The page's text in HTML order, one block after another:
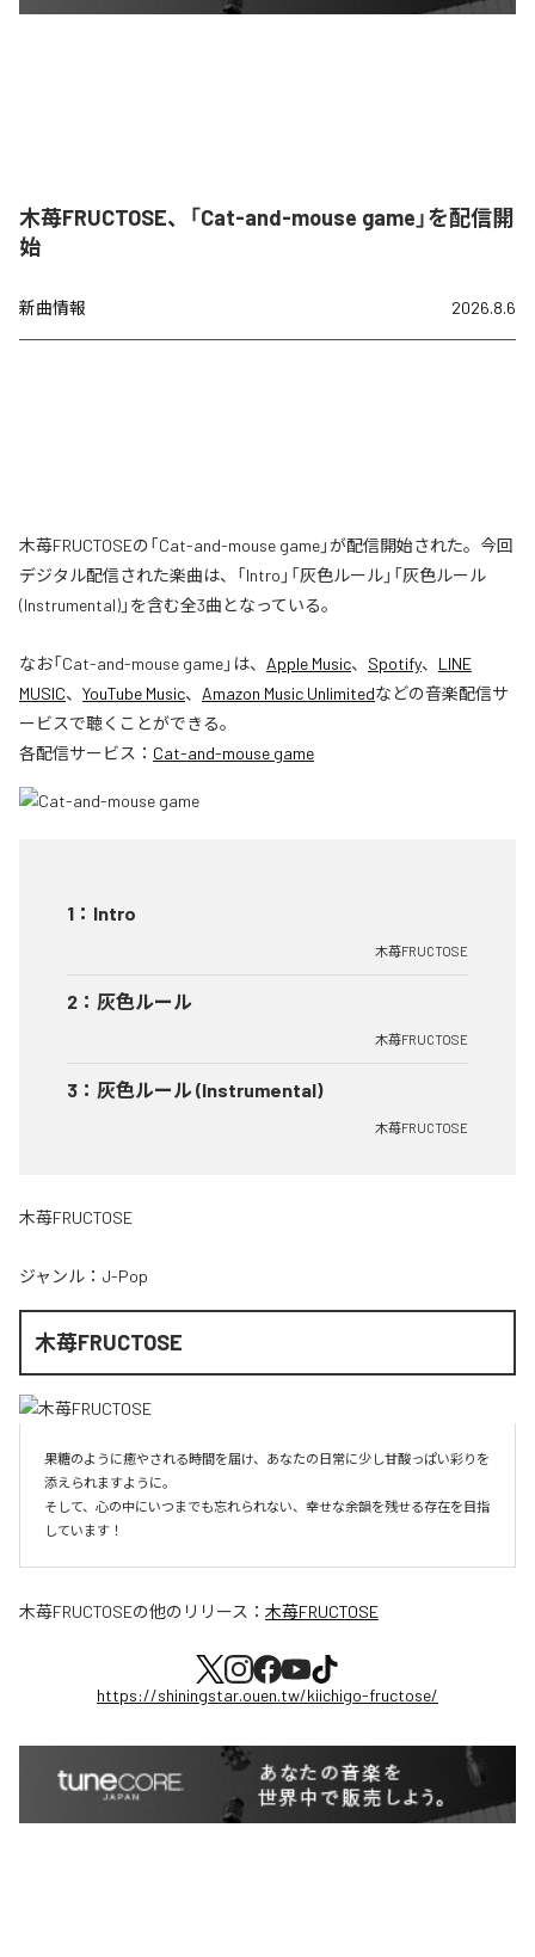
木苺FRUCTOSE、「Cat-and-mouse game」を配信開
始
新曲情報 2026.8.6
木苺FRUCTOSEの「Cat-and-mouse game」が配信開始された。今回
デジタル配信された楽曲は、「Intro」「灰色ルール」「灰色ルール
(Instrumental)」を含む全3曲となっている。
なお「Cat-and-mouse game」は、 Apple Music、 Spotify、 LINE
MUSIC、 YouTube Music、 Amazon Music Unlimitedなどの音楽配信サ
ービスで聴くことができる。
各配信サービス： Cat-and-mouse game
1 ： Intro
木苺FRUCTOSE
2 ： 灰色ルール
木苺FRUCTOSE
3 ： 灰色ルール (Instrumental)
木苺FRUCTOSE
木苺FRUCTOSE
ジャンル： J-Pop
木苺FRUCTOSE
果糖のように癒やされる時間を届け、あなたの日常に少し甘酸っぱい彩りを
添えられますように。
そして、心の中にいつまでも忘れられない、幸せな余韻を残せる存在を目指
しています！
木苺FRUCTOSEの他のリリース： 木苺FRUCTOSE
https://shiningstar.ouen.tw/kiichigo-fructose/